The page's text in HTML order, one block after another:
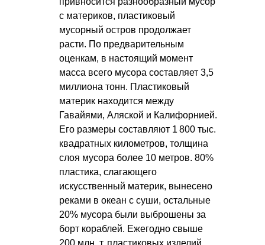
с материков, пластиковый
мусорный остров продолжает
расти. По предварительным
оценкам, в настоящий момент
масса всего мусора составляет 3,5
миллиона тонн. Пластиковый
материк находится между
Гавайями, Аляской и Калифорнией.
Его размеры составляют 1 800 тыс.
квадратных километров, толщина
слоя мусора более 10 метров. 80%
пластика, слагающего
искусственный материк, вынесено
реками в океан с суши, остальные
20% мусора были выброшены за
борт кораблей. Ежегодно свыше